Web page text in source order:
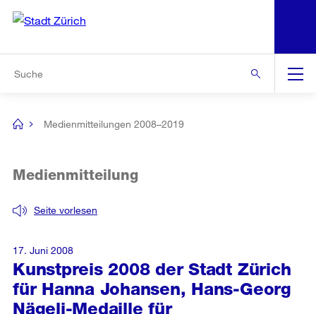
Navigation
[no
Medienmitteilungen 2008–2019
Kunstpreis 2008 der Stadt Zürich
für Hanna Johansen, Hans-Georg
Nägeli-Medaille für
Seite vorlesen
Medienmitteilung
17. Juni 2008